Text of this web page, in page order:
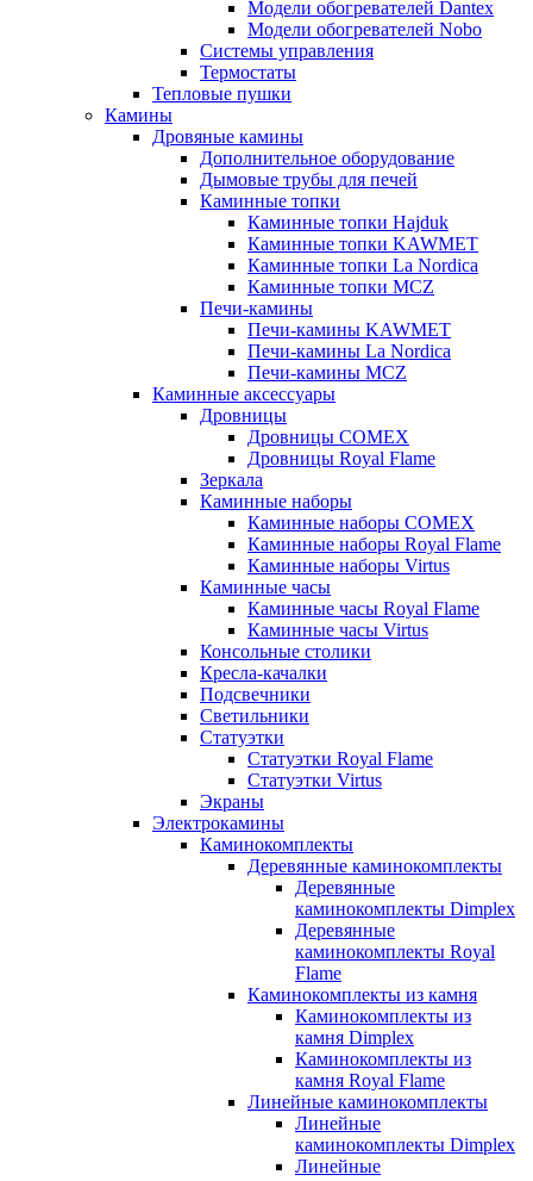
Модели обогревателей Dantex
Модели обогревателей Nobo
Системы управления
Термостаты
Тепловые пушки
Камины
Дровяные камины
Дополнительное оборудование
Дымовые трубы для печей
Каминные топки
Каминные топки Hajduk
Каминные топки KAWMET
Каминные топки La Nordica
Каминные топки MCZ
Печи-камины
Печи-камины KAWMET
Печи-камины La Nordica
Печи-камины MCZ
Каминные аксессуары
Дровницы
Дровницы COMEX
Дровницы Royal Flame
Зеркала
Каминные наборы
Каминные наборы COMEX
Каминные наборы Royal Flame
Каминные наборы Virtus
Каминные часы
Каминные часы Royal Flame
Каминные часы Virtus
Консольные столики
Кресла-качалки
Подсвечники
Светильники
Статуэтки
Статуэтки Royal Flame
Статуэтки Virtus
Экраны
Электрокамины
Каминокомплекты
Деревянные каминокомплекты
Деревянные
каминокомплекты Dimplex
Деревянные
каминокомплекты Royal
Flame
Каминокомплекты из камня
Каминокомплекты из
камня Dimplex
Каминокомплекты из
камня Royal Flame
Линейные каминокомплекты
Линейные
каминокомплекты Dimplex
Линейные